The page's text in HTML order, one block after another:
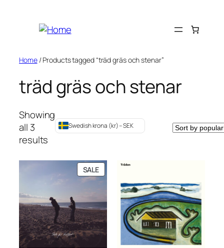
Home/ Products tagged “träd gräs och stenar”
träd gräs och stenar
Showing
all 3
results
popularity
Swedish krona (kr) – SEK
SALEPRODUCT
ON
SALE